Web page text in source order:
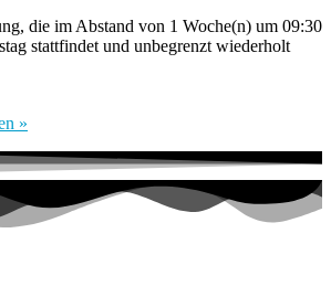
die im Abstand von 1 Woche(n) um 09:30
stattfindet und unbegrenzt wiederholt
»